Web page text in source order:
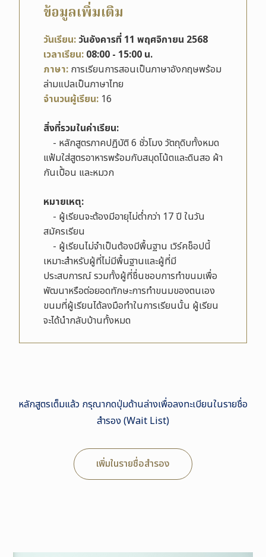
ข้อมูลเพิ่มเติม
วันเรียน: วันอังคารที่ 11 พฤศจิกายน 2568
เวลาเรียน: 08:00 - 15:00 น.
ภาษา: การเรียนการสอนเป็นภาษาอังกฤษพร้อม
ล่ามแปลเป็นภาษาไทย
จำนวนผู้เรียน: 16
สิ่งที่รวมในค่าเรียน:
- หลักสูตรภาคปฏิบัติ 6 ชั่วโมง วัตถุดิบทั้งหมด
แฟ้มใส่สูตรอาหารพร้อมกับสมุดโน้ตและดินสอ ผ้า
กันเปื้อน และหมวก
หมายเหตุ:
- ผู้เรียนจะต้องมีอายุไม่ต่ำกว่า 17 ปี ในวัน
สมัครเรียน
- ผู้เรียนไม่จำเป็นต้องมีพื้นฐาน เวิร์คช็อปนี้
เหมาะสำหรับผู้ที่ไม่มีพื้นฐานและผู้ที่มี
ประสบการณ์ รวมทั้งผู้ที่ชื่นชอบการทำขนมเพื่อ
พัฒนาหรือต่อยอดทักษะการทำขนมของตนเอง
ขนมที่ผู้เรียนได้ลงมือทำในการเรียนนั้น ผู้เรียน
จะได้นำกลับบ้านทั้งหมด
หลักสูตรเต็มแล้ว กรุณากดปุ่มด้านล่างเพื่อลงทะเบียนในรายชื่อ
สำรอง (Wait List)
เพิ่มในรายชื่อสำรอง